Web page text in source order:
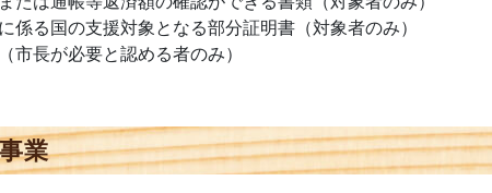
係る国の支援対象となる部分証明書（対象者のみ）
市長が必要と認める者のみ）
業